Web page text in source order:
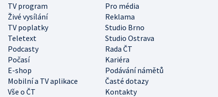
TV program
Pro média
Živé vysílání
Reklama
TV poplatky
Studio Brno
Teletext
Studio Ostrava
Podcasty
Rada ČT
Počasí
Kariéra
E-shop
Podávání námětů
Mobilní a TV aplikace
Časté dotazy
Vše o ČT
Kontakty